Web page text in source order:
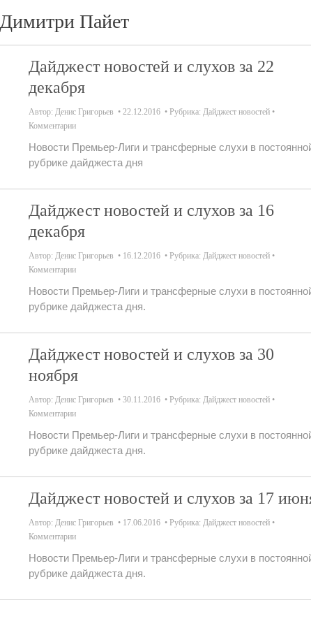
Димитри Пайет
Дайджест новостей и слухов за 22
декабря
Автор: Денис Григорьев 22.12.2016 Рубрика: Дайджест новостей
Комментарии
Новости Премьер-Лиги и трансферные слухи в
рубрике дайджеста дня
Дайджест новостей и слухов за 16
декабря
Автор: Денис Григорьев 16.12.2016 Рубрика: Дайджест новостей
Комментарии
Новости Премьер-Лиги и трансферные слухи в
рубрике дайджеста дня.
Дайджест новостей и слухов за 30
ноября
Автор: Денис Григорьев 30.11.2016 Рубрика: Дайджест новостей
Комментарии
Новости Премьер-Лиги и трансферные слухи в
рубрике дайджеста дня.
Дайджест новостей и слухов за 17
Автор: Денис Григорьев 17.06.2016 Рубрика: Дайджест новостей
Комментарии
Новости Премьер-Лиги и трансферные слухи в
рубрике дайджеста дня.